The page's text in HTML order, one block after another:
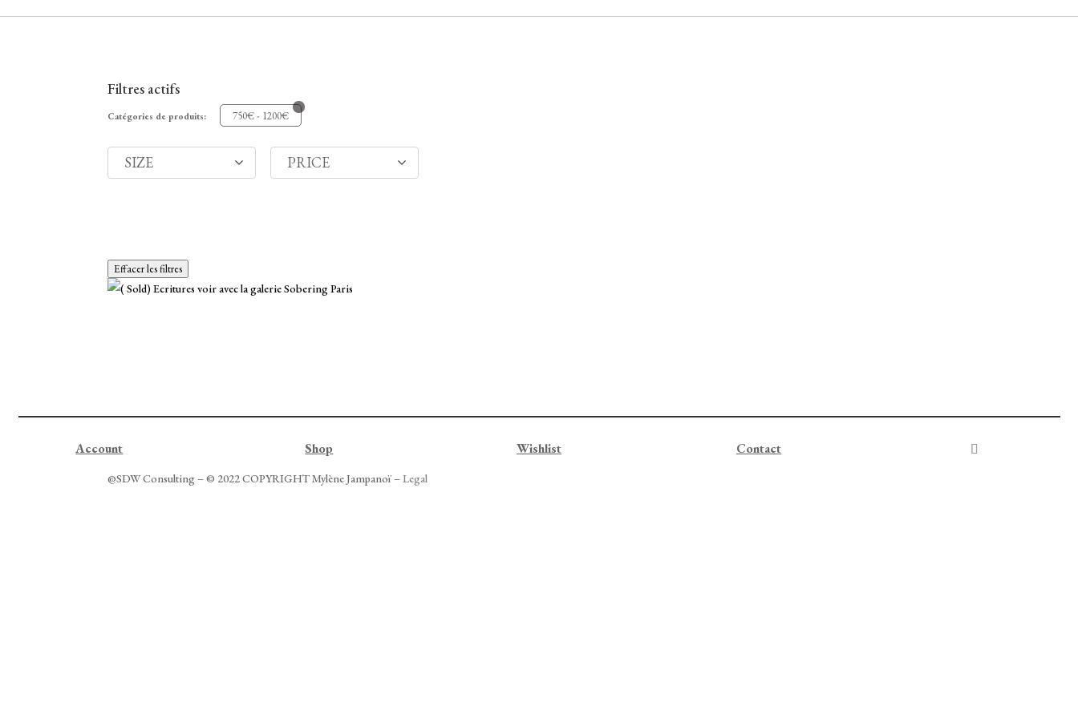
Filtres actifs
Catégories de produits: 750€ - 1200€
SIZE PRICE
Effacer les filtres
Account Shop Wishlist Contact
@SDW Consulting– © 2022 COPYRIGHT Mylène Jampanoï –Legal